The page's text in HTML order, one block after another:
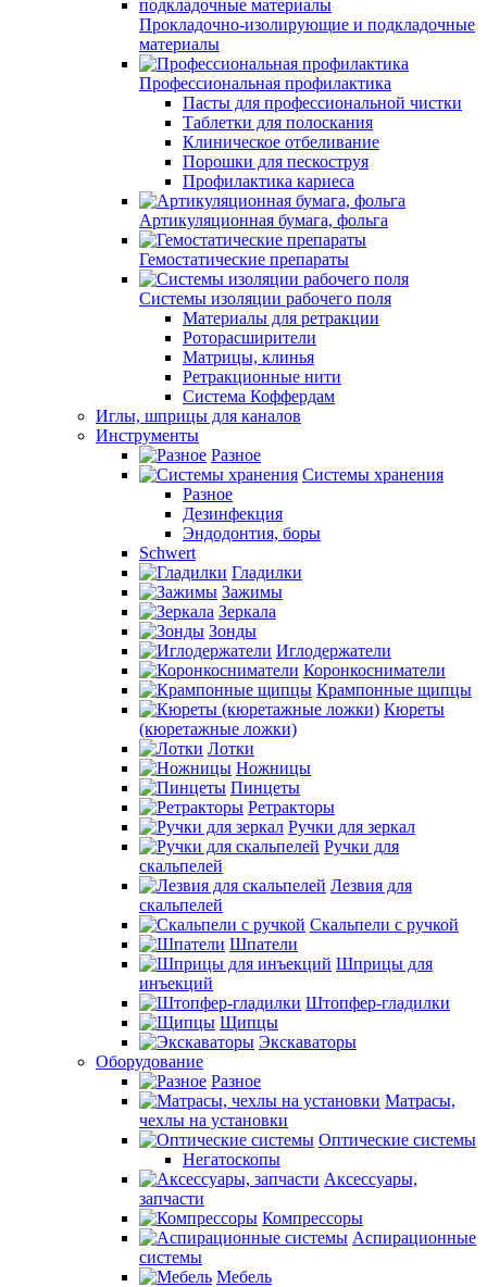
Прокладочно-изолирующие и подкладочные
материалы
Профессиональная профилактика
Пасты для профессиональной чистки
Таблетки для полоскания
Клиническое отбеливание
Порошки для пескоструя
Профилактика кариеса
Артикуляционная бумага, фольга
Гемостатические препараты
Системы изоляции рабочего поля
Материалы для ретракции
Роторасширители
Матрицы, клинья
Ретракционные нити
Система Коффердам
Иглы, шприцы для каналов
Инструменты
Разное
Системы хранения
Разное
Дезинфекция
Эндодонтия, боры
Schwert
Гладилки
Зажимы
Зеркала
Зонды
Иглодержатели
Коронкосниматели
Крампонные щипцы
Кюреты
(кюретажные ложки)
Лотки
Ножницы
Пинцеты
Ретракторы
Ручки для зеркал
Ручки для
скальпелей
Лезвия для
скальпелей
Скальпели с ручкой
Шпатели
Шприцы для
инъекций
Штопфер-гладилки
Щипцы
Экскаваторы
Оборудование
Разное
Матрасы,
чехлы на установки
Оптические системы
Негатоскопы
Аксессуары,
запчасти
Компрессоры
Аспирационные
системы
Мебель